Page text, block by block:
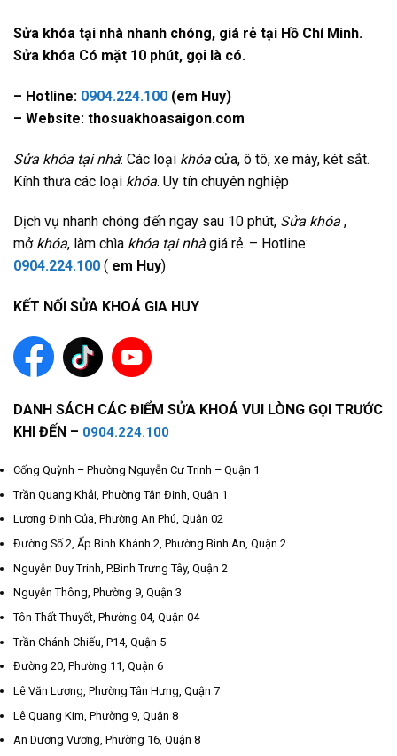
Sửa khóa tại nhà nhanh chóng, giá rẻ tại Hồ Chí Minh.
Sửa khóa Có mặt 10 phút, gọi là có.
– Hotline: 0904.224.100 (em Huy)
– Website: thosuakhoasaigon.com
Sửa khóa tại nhà: Các loại khóa cửa, ô tô, xe máy, két sắt.
Kính thưa các loại khóa. Uy tín chuyên nghiệp
Dịch vụ nhanh chóng đến ngay sau 10 phút, Sửa khóa ,
mở khóa, làm chìa khóa tại nhà giá rẻ. – Hotline:
0904.224.100 ( em Huy)
KẾT NỐI SỬA KHOÁ GIA HUY
DANH SÁCH CÁC ĐIỂM SỬA KHOÁ VUI LÒNG GỌI TRƯỚC
KHI ĐẾN – 0904.224.100
Cống Quỳnh – Phường Nguyễn Cư Trinh – Quận 1
Trần Quang Khải, Phường Tân Định, Quận 1
Lương Định Của, Phường An Phú, Quận 02
Đường Số 2, Ấp Bình Khánh 2, Phường Bình An, Quận 2
Nguyễn Duy Trinh, P.Bình Trưng Tây, Quận 2
Nguyễn Thông, Phường 9, Quận 3
Tôn Thất Thuyết, Phường 04, Quận 04
Trần Chánh Chiếu, P14, Quận 5
Đường 20, Phường 11, Quận 6
Lê Văn Lương, Phường Tân Hưng, Quận 7
Lê Quang Kim, Phường 9, Quận 8
An Dương Vương, Phường 16, Quận 8